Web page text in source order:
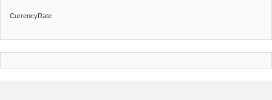
CurrencyRate